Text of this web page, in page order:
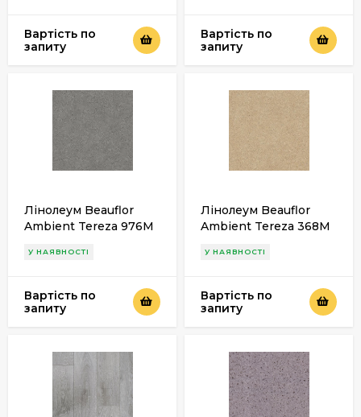
Вартість по
запиту
Вартість по
запиту
Лінолеум Beauflor
Ambient Tereza 976M
У НАЯВНОСТІ
Вартість по
запиту
Лінолеум Beauflor
Ambient Tereza 368M
У НАЯВНОСТІ
Вартість по
запиту